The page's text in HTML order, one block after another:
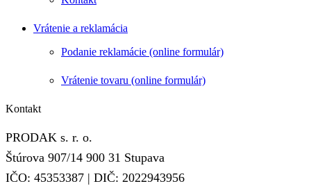
Vrátenie a reklamácia
Podanie reklamácie (online formulár)
Vrátenie tovaru (online formulár)
Kontakt
PRODAK s. r. o.
Štúrova 907/14 900 31 Stupava
IČO: 45353387 | DIČ: 2022943956